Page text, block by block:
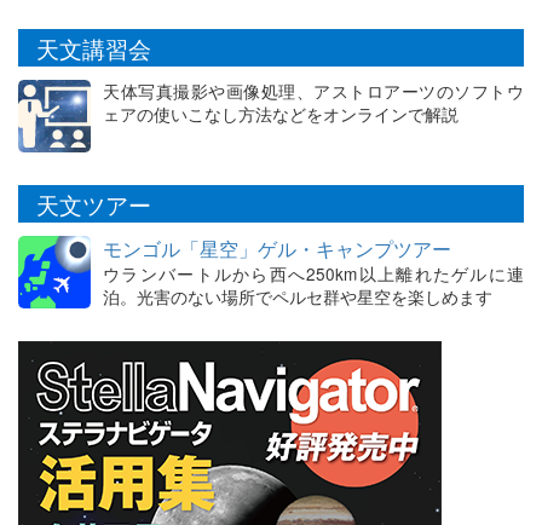
天文講習会
天体写真撮影や画像処理、アストロアーツのソフトウ
ェアの使いこなし方法などをオンラインで解説
天文ツアー
モンゴル「星空」ゲル・キャンプツアー
ウランバートルから西へ250km以上離れたゲルに連
泊。光害のない場所でペルセ群や星空を楽しめます